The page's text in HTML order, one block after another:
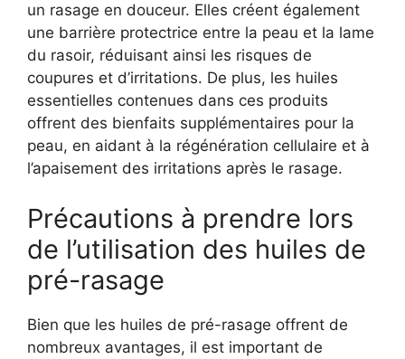
un rasage en douceur. Elles créent également
une barrière protectrice entre la peau et la lame
du rasoir, réduisant ainsi les risques de
coupures et d’irritations. De plus, les huiles
essentielles contenues dans ces produits
offrent des bienfaits supplémentaires pour la
peau, en aidant à la régénération cellulaire et à
l’apaisement des irritations après le rasage.
Précautions à prendre lors
de l’utilisation des huiles de
pré-rasage
Bien que les huiles de pré-rasage offrent de
nombreux avantages, il est important de